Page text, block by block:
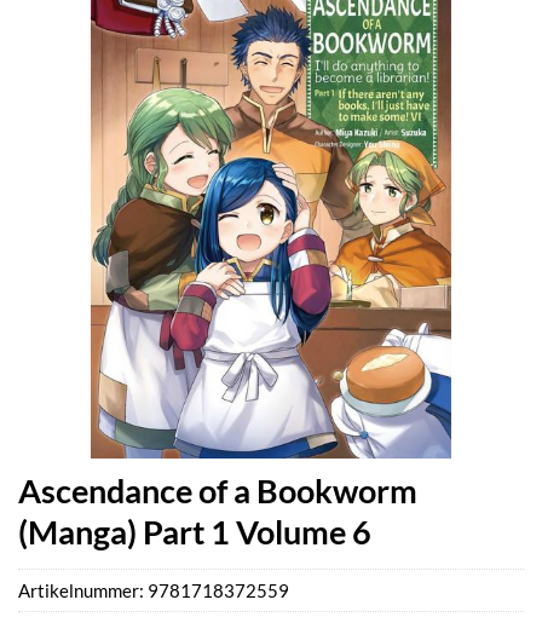
Ascendance of a Bookworm
(Manga) Part 1 Volume 6
Artikelnummer: 9781718372559